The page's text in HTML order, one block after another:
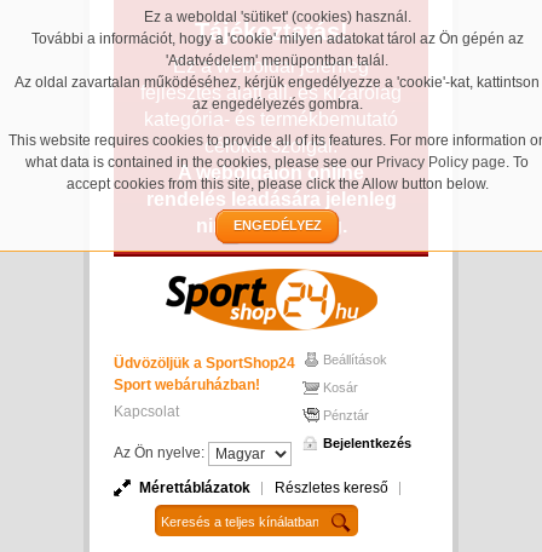
Ez a weboldal 'sütiket' (cookies) használ.
További a információt, hogy a 'cookie' milyen adatokat tárol az Ön gépén az
'Adatvédelem' menüpontban talál.
Az oldal zavartalan működéséhez, kérjük engedélyezze a 'cookie'-kat, kattintson
az engedélyezés gombra.
This website requires cookies to provide all of its features. For more information
what data is contained in the cookies, please see our Privacy Policy page. To
accept cookies from this site, please click the Allow button below.
ENGEDÉLYEZ
Tájékoztatás!
Ez a weboldal jelenleg
fejlesztés alatt áll, és kizárólag
kategória- és termékbemutató
célokat szolgál.
A weboldalon online
rendelés leadására jelenleg
nincs lehetőség.
Üdvözöljük a SportShop24
Sport webáruházban!
Kapcsolat
Az Ön nyelve:
Beállítások
Kosár
Pénztár
Bejelentkezés
Mérettáblázatok Részletes kereső